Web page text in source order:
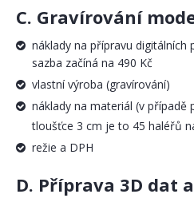
C. Gravírování
náklady na přípravu digitálních
sazba začíná na 490 Kč
vlastní výroba (gravírování)
náklady na materiál (v případě
tloušťce 3 cm je to 45 haléřů
režie a DPH
D. Příprava 3D dat